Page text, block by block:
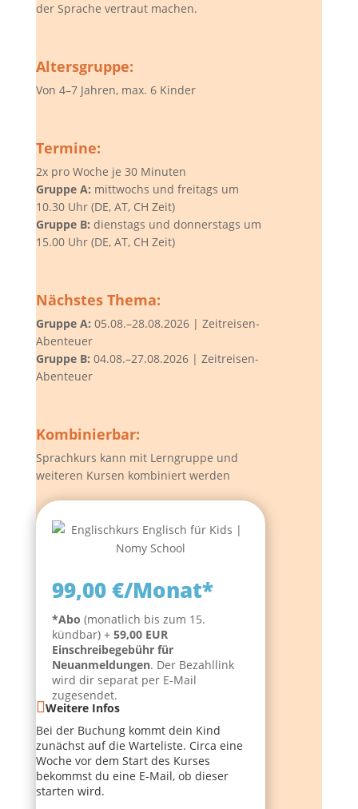
der Sprache vertraut machen.
Altersgruppe:
Von 4–7 Jahren, max. 6 Kinder
Termine:
2x pro Woche je 30 Minuten
Gruppe A: mittwochs und freitags um
10.30 Uhr (DE, AT, CH Zeit)
Gruppe B: dienstags und donnerstags um
15.00 Uhr (DE, AT, CH Zeit)
Nächstes Thema:
Gruppe A: 05.08.–28.08.2026 | Zeitreisen-
Abenteuer
Gruppe B: 04.08.–27.08.2026 | Zeitreisen-
Abenteuer
Kombinierbar:
Sprachkurs kann mit Lerngruppe und
weiteren Kursen kombiniert werden
99,00 €/Monat*
*Abo (monatlich bis zum 15.
kündbar) + 59,00 EUR
Einschreibegebühr für
Neuanmeldungen. Der Bezahllink
wird dir separat per E-Mail
zugesendet.
Weitere Infos
Bei der Buchung kommt dein Kind
zunächst auf die Warteliste. Circa eine
Woche vor dem Start des Kurses
bekommst du eine E-Mail, ob dieser
starten wird.